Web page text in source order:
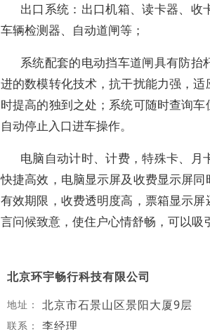
出口系统：出口机箱、读卡器、收
车辆检测器、自动道闸等；
系统配套的电动挡车道闸具有防
进的数模转化技术，抗干扰能力强，
时提高的独到之处；系统可随时查询
自动停止入口进车操作。
电脑自动计时、计费，特殊卡、
快捷高效，电脑显示屏及收费显示屏
有效期限，收费透明度高，票箱显示
言问候致意，使住户心情舒畅，可以吸
北京环宇畅行科技有限公司
地址： 北京市石景山区景阳大厦9层
联系： 李经理